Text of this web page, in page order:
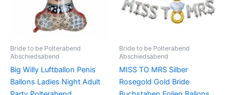
Bride to be Polterabend
Abschiedsabend
Big Willy Luftballon Penis
Ballons Ladies Night Adult
Bride to be Polterabend
Abschiedsabend
MISS TO MRS Silber
Rosegold Gold Bride
auf.
Die
gewählt